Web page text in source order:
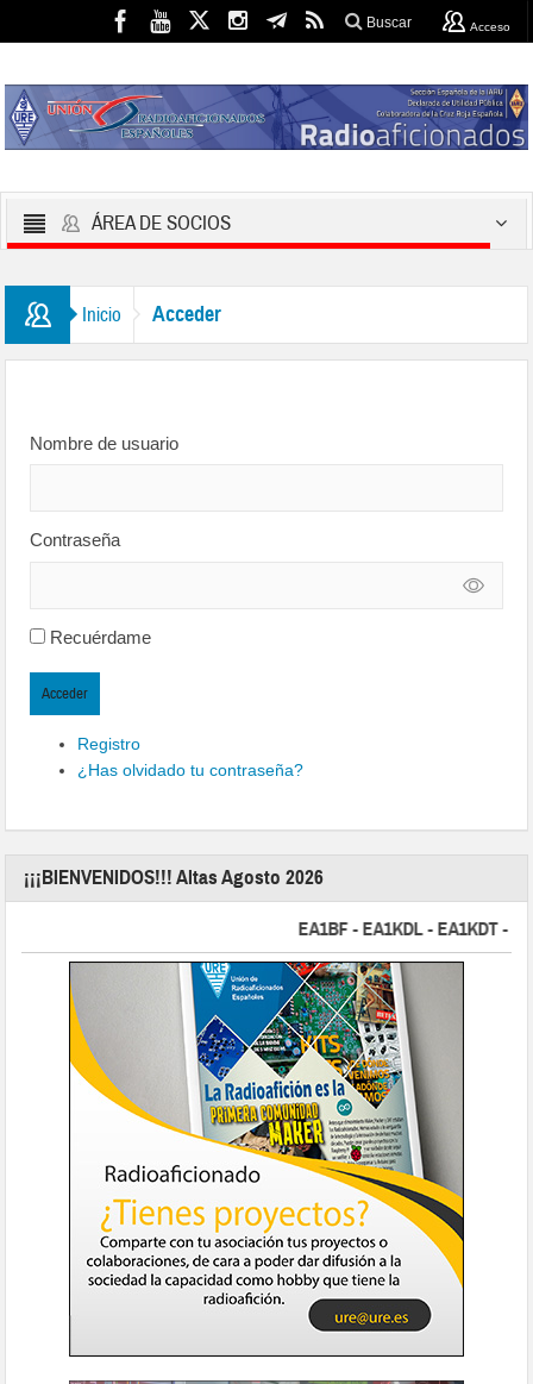
Buscar Acceso
ÁREA DE SOCIOS
Inicio Acceder
Nombre de usuario
Contraseña
Recuérdame
Acceder
Registro
¿Has olvidado tu contraseña?
¡¡¡BIENVENIDOS!!! Altas Agosto 2026
EA1BF - EA1KDL - EA1KDT -